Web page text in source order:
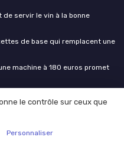
de servir le vin à la bonne
de base qui remplacent une
machine à 180 euros promet
le contrôle sur ceux que
Personnaliser